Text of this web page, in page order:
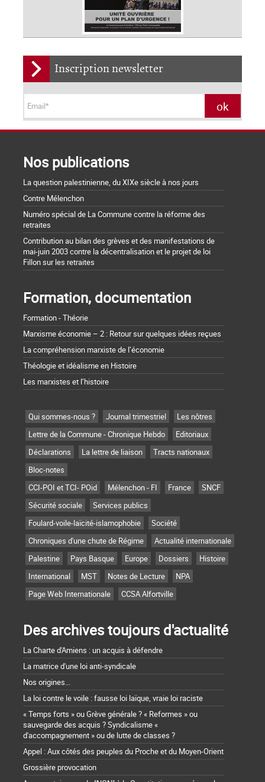
Inscription newsletter
Nos publications
La question palestinienne, du XIXe siècle à nos jours
Contre Mélenchon
Numéro spécial de La Commune contre la réforme des
retraites
Contribution au bilan des grèves et des manifestations de
mai-juin 2003 contre la décentralisation et le projet de loi
Fillon sur les retraites
Formation, documentation
Formation - Théorie
Marxisme économie – 2 : Retour sur quelques idées reçues
La compréhension marxiste de l’économie
Théologie et idéalisme en Histoire
Les marxistes et l’histoire
Qui sommes-nous ? Journal trimestriel
Les nôtres
Lettre de la Commune - Chronique Hebdo
Editoriaux
Déclarations
La lettre de liaison
Tracts nationaux
Bloc-notes
CCI-POI et TCI- POid
Mélenchon - FI France
SNCF
Sécurité sociale
Services publics
Foulard-voile-laïcité-islamophobie
Société
Chroniques d'une chute de Régime
Actualité internationale
Palestine
Pays Basque Europe Dossiers
Histoire
International
MST Notes de Lecture
NPA
Page Web Internationale
CCSA Alfortville
Des archives toujours d'actualité
La Charte d'Amiens : un acquis à défendre
La matrice d'une loi anti-syndicale
Nos origines...
La loi contre le voile : fausse loi laïque, vraie loi raciste
« Temps forts » ou Grève générale ? « Reformes » ou
sauvegarde des acquis ? Syndicalisme «
d'accompagnement » ou de lutte de classes ?
Appel : Aux côtés des peuples du Proche et du Moyen-Orient
Grossière provocation